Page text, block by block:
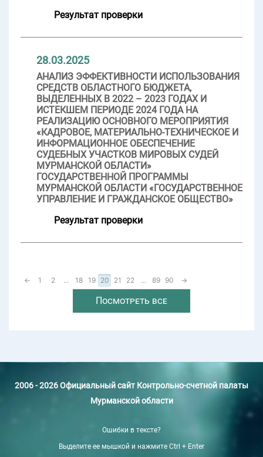
Результат проверки
28.03.2025
АНАЛИЗ ЭФФЕКТИВНОСТИ ИСПОЛЬЗОВАНИЯ
СРЕДСТВ ОБЛАСТНОГО БЮДЖЕТА,
ВЫДЕЛЕННЫХ В 2022 – 2023 ГОДАХ И
ИСТЕКШЕМ ПЕРИОДЕ 2024 ГОДА НА
РЕАЛИЗАЦИЮ ОСНОВНОГО МЕРОПРИЯТИЯ
«КАДРОВОЕ, МАТЕРИАЛЬНО-ТЕХНИЧЕСКОЕ И
ИНФОРМАЦИОННОЕ ОБЕСПЕЧЕНИЕ
СУДЕБНЫХ УЧАСТКОВ МИРОВЫХ СУДЕЙ
МУРМАНСКОЙ ОБЛАСТИ»
ГОСУДАРСТВЕННОЙ ПРОГРАММЫ
МУРМАНСКОЙ ОБЛАСТИ «ГОСУДАРСТВЕННОЕ
УПРАВЛЕНИЕ И ГРАЖДАНСКОЕ ОБЩЕСТВО»
Результат проверки
← 1 2 ... 18 19 20 21 22 ... 89 90 →
Посмотреть все
2006 - 2026 Официальный сайт Контрольно-счетной палаты
Мурманской области
Ошибки в тексте?
Выделите ее мышкой и нажмите Ctrl + Enter